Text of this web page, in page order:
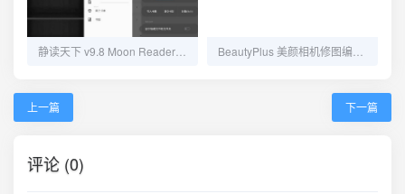
上一篇 下一篇
评论 (0)